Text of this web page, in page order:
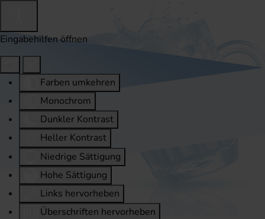
Eingabehilfen öffnen
Farben umkehren
Monochrom
Dunkler Kontrast
Heller Kontrast
Niedrige Sättigung
Hohe Sättigung
Links hervorheben
Überschriften hervorheben